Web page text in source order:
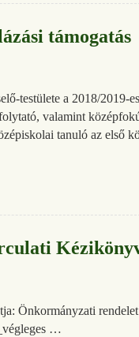
támogatás
testülete a 2018/2019-
valamint
tanuló az első
Önkormányzati
…